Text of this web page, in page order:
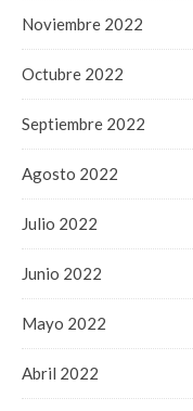
Noviembre 2022
Octubre 2022
Septiembre 2022
Agosto 2022
Julio 2022
Junio 2022
Mayo 2022
Abril 2022